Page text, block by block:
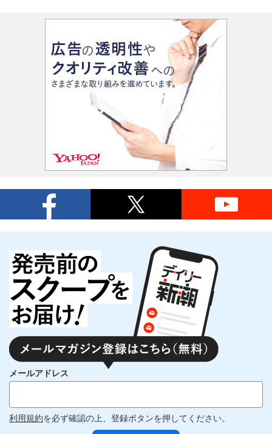
メールアドレス
利用規約を必ず確認の上、登録ボタンを押してください。